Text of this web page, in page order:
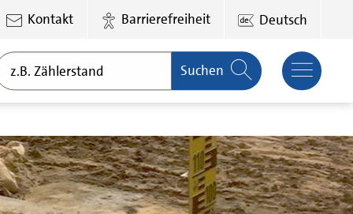
Kontakt Barrierefreiheit Deutsch
Suchen